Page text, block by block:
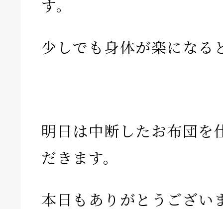
す。
少しでも身体が楽になる
明日は中断したお布団を
だきます。
本日もありがとうござい